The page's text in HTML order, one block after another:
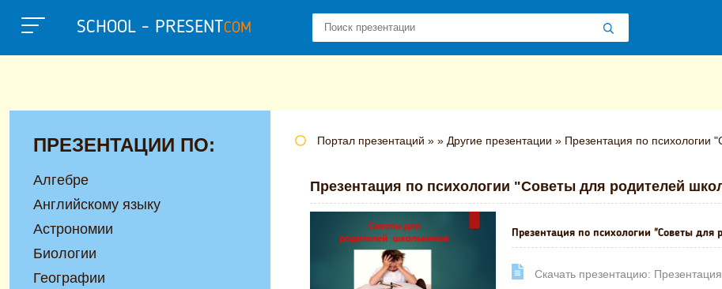
SCHOOL - PRESENTCOM
Портал презентаций » » Другие презентации » Презентация по психологии
Презентация по психологии "Советы для родителей
Презентация по психологии "Советы для
Cкачать презентацию:
ПРЕЗЕНТАЦИИ ПО:
Алгебре
Английскому языку
Астрономии
Биологии
Географии